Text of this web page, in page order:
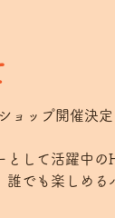
ョップ開催決
として活躍中
誰でも楽しめ